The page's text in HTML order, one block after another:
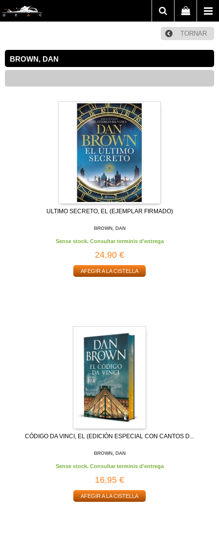
TORNAR
BROWN, DAN
ULTIMO SECRETO, EL (EJEMPLAR FIRMADO)
BROWN, DAN
Sense stock. Consultar terminis d'entrega
24,90 €
AFEGIR A LA CISTELLA
CÓDIGO DA VINCI, EL (EDICIÓN ESPECIAL CON CANTOS D...
BROWN, DAN
Sense stock. Consultar terminis d'entrega
16,95 €
AFEGIR A LA CISTELLA